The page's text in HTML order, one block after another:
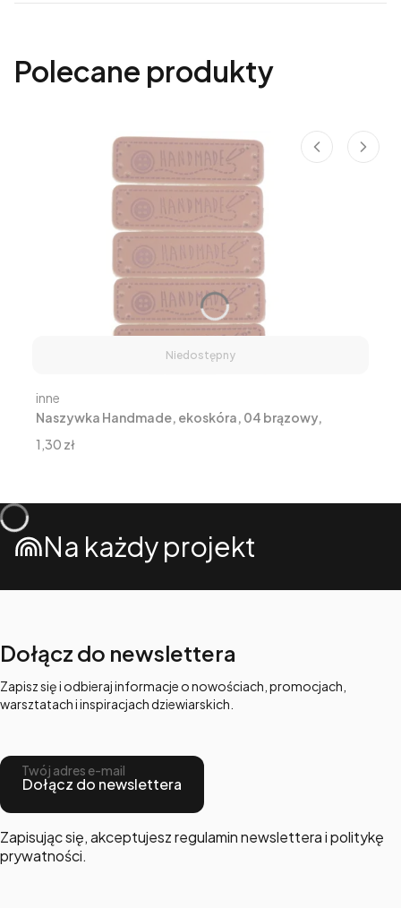
Polecane produkty
Niedostępny
Naszywka Handmade, ekoskóra, 04 brązowy,
Producent
inne
Cena
1,30 zł
Na każdy projekt
Dołącz do newslettera
Zapisz się i odbieraj informacje o nowościach, promocjach,
warsztatach i inspiracjach dziewiarskich.
Twój adres e-mail
Dołącz do newslettera
Zapisując się, akceptujesz regulamin newslettera i politykę
prywatności.